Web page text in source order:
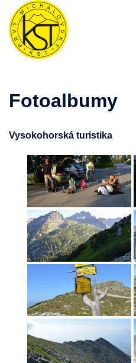
Preskočiť
obsah
Fotoalbumy
Vysokohorská turistika